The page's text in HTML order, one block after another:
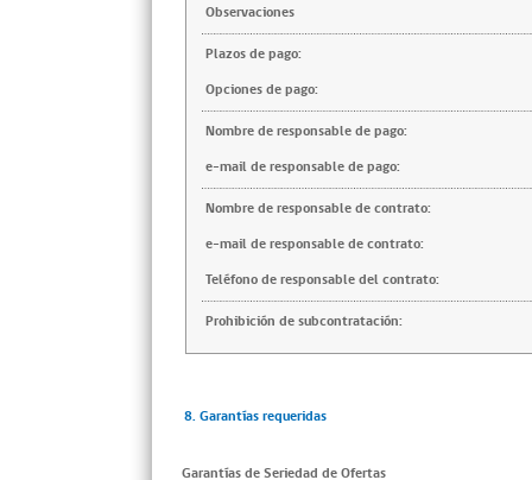
Observaciones
Plazos de pago:
Opciones de pago:
Nombre de responsable de pago:
e-mail de responsable de pago:
Nombre de responsable de contrato:
e-mail de responsable de contrato:
Teléfono de responsable del contrato:
Prohibición de subcontratación:
8. Garantías requeridas
Garantías de Seriedad de Ofertas